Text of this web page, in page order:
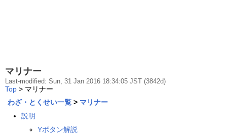
マリナー
Last-modified: Sun, 31 Jan 2016 18:34:05 JST (3842d)
Top > マリナー
わざ・とくせい一覧 > マリナー
説明
Yボタン解説